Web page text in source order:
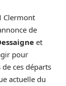
Clermont
de
et
pour
ces départs
actuelle du